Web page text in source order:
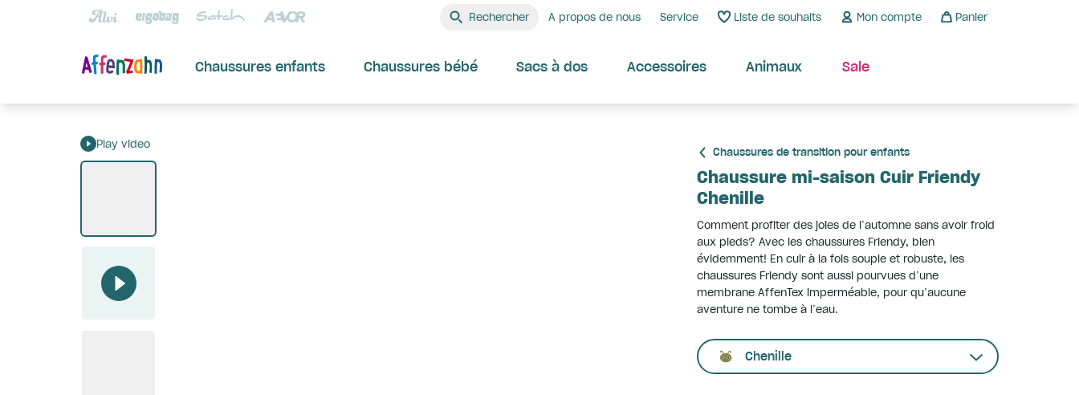
Rechercher A propos de nous Service Liste de souhaits Mon compte Panier
Chaussures enfants Chaussures bébé Sacs à dos Accessoires Animaux Sale
Play video
Chaussures de transition pour enfants
Chaussure mi-saison Cuir Friendy
Chenille
Comment profiter des joies de l’automne sans avoir froid
aux pieds? Avec les chaussures Friendy, bien
évidemment! En cuir à la fois souple et robuste, les
chaussures Friendy sont aussi pourvues d’une
membrane AffenTex imperméable, pour qu’aucune
aventure ne tombe à l’eau.
Chenille